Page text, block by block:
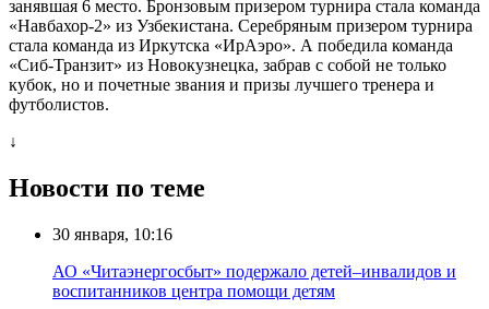
занявшая 6 место. Бронзовым призером турнира стала команда
«Навбахор-2» из Узбекистана. Серебряным призером турнира
стала команда из Иркутска «ИрАэро». А победила команда
«Сиб-Транзит» из Новокузнецка, забрав с собой не только
кубок, но и почетные звания и призы лучшего тренера и
футболистов.
↓
Новости по теме
30 января, 10:16
АО «Читаэнергосбыт» подержало детей–инвалидов и
воспитанников центра помощи детям